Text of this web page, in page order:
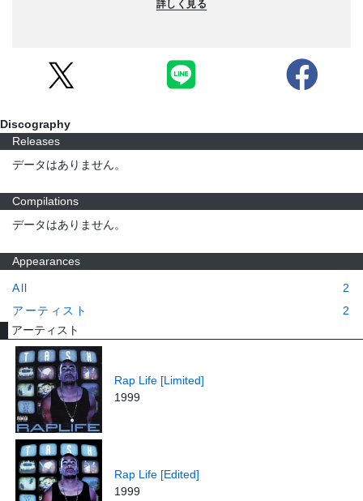
詳しく見る
Discography
Releases
データはありません。
Compilations
データはありません。
Appearances
All
2
アーティスト
2
アーティスト
Rap Life [Limited]
1999
Rap Life [Edited]
1999